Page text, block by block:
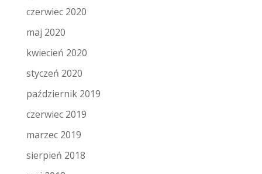
czerwiec 2020
maj 2020
kwiecień 2020
styczeń 2020
październik 2019
czerwiec 2019
marzec 2019
sierpień 2018